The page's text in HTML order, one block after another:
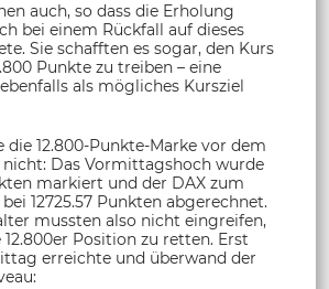
auch, so dass die Erholung
bei einem Rückfall auf dieses
Sie schafften es sogar, den Kurs
Punkte zu treiben – eine
als mögliches Kursziel
die 12.800-Punkte-Marke vor dem
Das Vormittagshoch wurde
markiert und der DAX zum
12725.57 Punkten abgerechnet.
mussten also nicht eingreifen,
Position zu retten. Erst
erreichte und überwand der